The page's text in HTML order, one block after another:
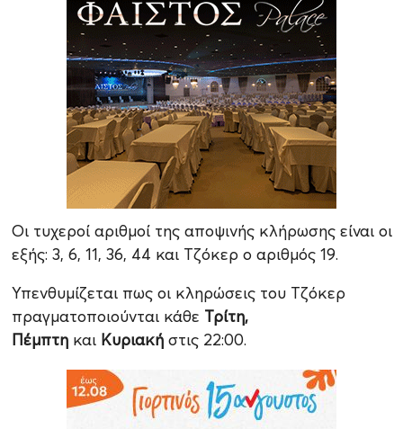
Οι τυχεροί αριθμοί της αποψινής κλήρωσης είναι οι
εξής: 3, 6, 11, 36, 44 και Τζόκερ ο αριθμός 19.
Υπενθυμίζεται πως οι κληρώσεις του Τζόκερ
πραγματοποιούνται κάθε Τρίτη,
Πέμπτηκαι Κυριακήστις 22:00.